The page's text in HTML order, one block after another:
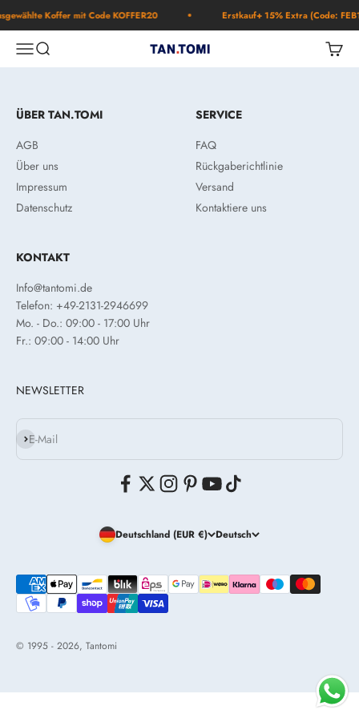
Zum Inhalt springen
Koffer mit Code KOFFER20 Erstkauf+ 15% Extra (Code:
Navigationsmenü öffnen
Suche öffnen TAN.TOMI
ÜBER TAN.TOMI
AGB
Über uns
Impressum
Datenschutz
SERVICE
FAQ
Rückgaberichtlinie
Versand
Kontaktiere uns
KONTAKT
Info@tantomi.de
Telefon: +49-2131-2946699
Mo. - Do.: 09:00 - 17:00 Uhr
Fr.: 09:00 - 14:00 Uhr
NEWSLETTER
E-Mail
Abonnieren
Deutschland (EUR €) Deutsch
© 1995 - 2026, Tantomi